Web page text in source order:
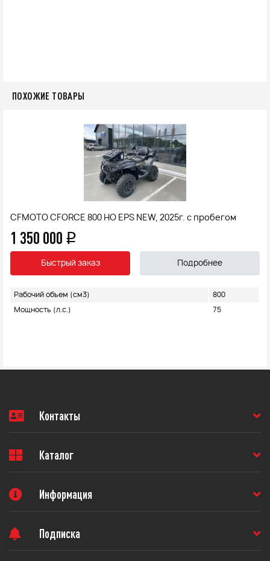
ПОХОЖИЕ ТОВАРЫ
CFMOTO CFORCE 800 HO EPS NEW, 2025г. с пробегом
1 350 000 q
Быстрый заказ Подробнее
Рабочий объем (см3) 800
Мощность (л.с.) 75
Контакты
Каталог
Информация
Подписка